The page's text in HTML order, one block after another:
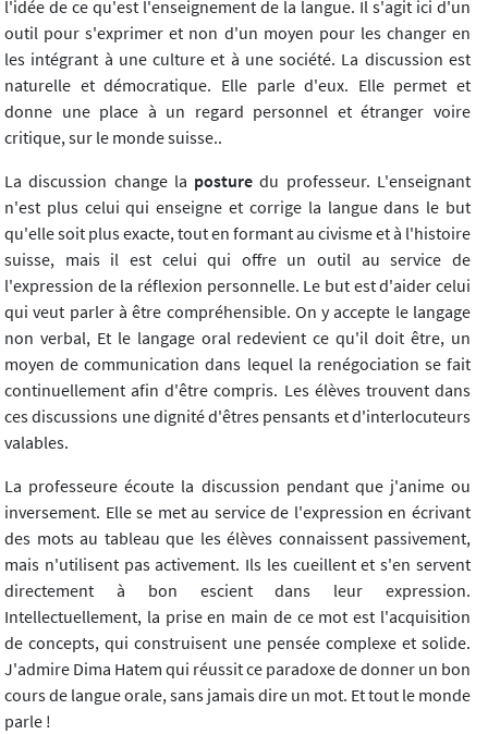
l'idée de ce qu'est l'enseignement de la langue. Il s'agit ici d'un
outil pour s'exprimer et non d'un moyen pour les changer en
les intégrant à une culture et à une société. La discussion est
naturelle et démocratique. Elle parle d'eux. Elle permet et
donne une place à un regard personnel et étranger voire
critique, sur le monde suisse..
La discussion change la posturedu professeur. L'enseignant
n'est plus celui qui enseigne et corrige la langue dans le but
qu'elle soit plus exacte, tout en formant au civisme et à l'histoire
suisse, mais il est celui qui offre un outil au service de
l'expression de la réflexion personnelle. Le but est d'aider celui
qui veut parler à être compréhensible. On y accepte le langage
non verbal, Et le langage oral redevient ce qu'il doit être, un
moyen de communication dans lequel la renégociation se fait
continuellement afin d'être compris. Les élèves trouvent dans
ces discussions une dignité d'êtres pensants et d'interlocuteurs
valables.
La professeure écoute la discussion pendant que j'anime ou
inversement. Elle se met au service de l'expression en écrivant
des mots au tableau que les élèves connaissent passivement,
mais n'utilisent pas activement. Ils les cueillent et s'en servent
directement à bon escient dans leur expression.
Intellectuellement, la prise en main de ce mot est l'acquisition
de concepts, qui construisent une pensée complexe et solide.
J'admire Dima Hatem qui réussit ce paradoxe de donner un bon
cours de langue orale, sans jamais dire un mot. Et tout le monde
parle !